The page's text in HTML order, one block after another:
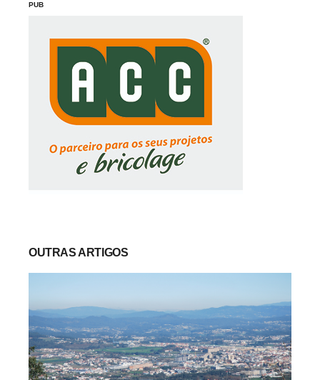
PUB
OUTRAS ARTIGOS